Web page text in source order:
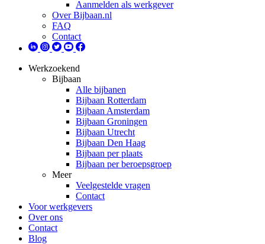
Aanmelden als werkgever
Over Bijbaan.nl
FAQ
Contact
Werkzoekend
Bijbaan
Alle bijbanen
Bijbaan Rotterdam
Bijbaan Amsterdam
Bijbaan Groningen
Bijbaan Utrecht
Bijbaan Den Haag
Bijbaan per plaats
Bijbaan per beroepsgroep
Meer
Veelgestelde vragen
Contact
Voor werkgevers
Over ons
Contact
Blog